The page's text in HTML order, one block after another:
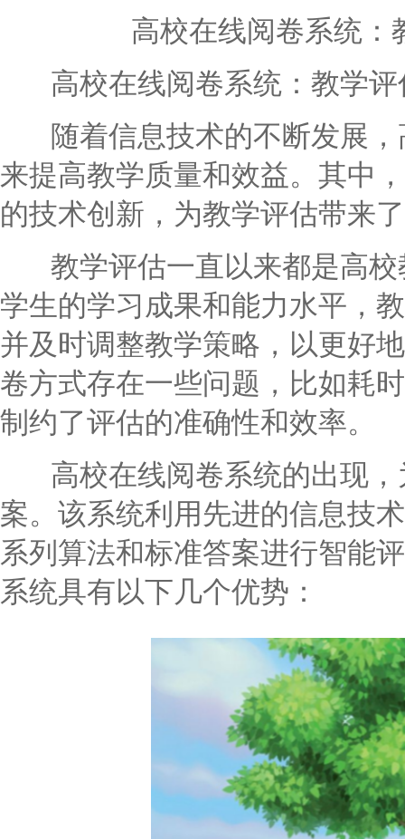
高校在线阅卷系统：
高校在线阅卷系统：教学评
随着信息技术的不断发展，
来提高教学质量和效益。其中
的技术创新，为教学评估带来
教学评估一直以来都是高校
学生的学习成果和能力水平，
并及时调整教学策略，以更好
卷方式存在一些问题，比如耗
制约了评估的准确性和效率。
高校在线阅卷系统的出现，
案。该系统利用先进的信息技
系列算法和标准答案进行智能
系统具有以下几个优势：